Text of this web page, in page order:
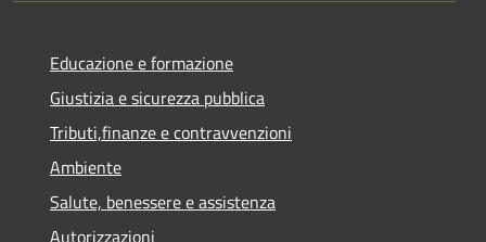
Educazione e formazione
Giustizia e sicurezza pubblica
Tributi,finanze e contravvenzioni
Ambiente
Salute, benessere e assistenza
Autorizzazioni